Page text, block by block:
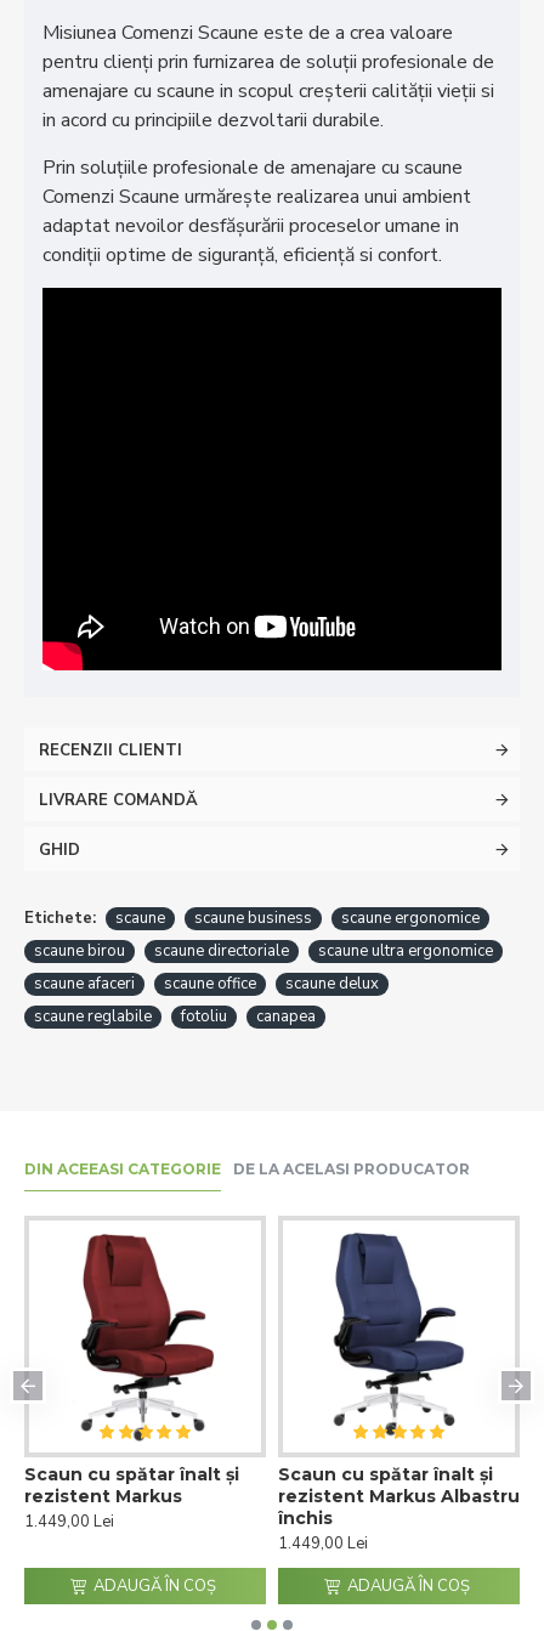
Misiunea Comenzi Scaune este de a crea valoare
pentru clienţi prin furnizarea de soluţii profesionale de
amenajare cu scaune in scopul creşterii calităţii vieţii si
in acord cu principiile dezvoltarii durabile.
Prin soluţiile profesionale de amenajare cu scaune
Comenzi Scaune urmăreşte realizarea unui ambient
adaptat nevoilor desfăşurării proceselor umane in
condiţii optime de siguranţă, eficienţă si confort.
RECENZII CLIENTI
LIVRARE COMANDĂ
GHID
Etichete: scaune scaune business
scaune ergonomice
scaune birou
scaune directoriale
scaune ultra ergonomice
scaune afaceri
scaune office
scaune delux
scaune reglabile
fotoliu canapea
DIN ACEEASI CATEGORIE DE LA ACELASI PRODUCATOR
Scaun cu spătar înalt și
rezistent Markus
1.449,00 Lei
ADAUGĂ ÎN COŞ
Scaun cu spătar înalt și
rezistent Markus Albastru
închis
1.449,00 Lei
ADAUGĂ ÎN COŞ